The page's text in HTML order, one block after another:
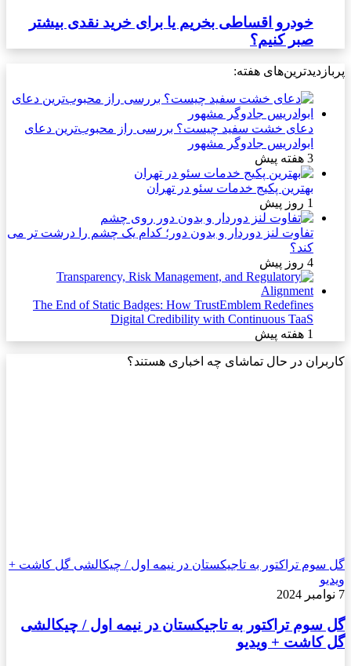
خودرو اقساطی بخریم یا برای خرید نقدی بیشتر
صبر کنیم؟
پربازدیدترین‌های هفته:
دعای خشت سفید چیست؟ بررسی راز محبوب‌ترین دعای
ابوادریس جادوگر مشهور
3 هفته پیش
بهترین پکیج خدمات سئو در تهران
1 روز پیش
تفاوت لنز دوردار و بدون دور؛ کدام یک چشم را درشت تر می
کند؟
4 روز پیش
The End of Static Badges: How TrustEmblem Redefines
Digital Credibility with Continuous TaaS
1 هفته پیش
کاربران در حال تماشای چه اخباری هستند؟
گل سوم تراکتور به تاجیکستان در نیمه اول / چیکالشی گل کاشت +
ویدیو
7 نوامبر 2024
گل سوم تراکتور به تاجیکستان در نیمه اول / چیکالشی
گل کاشت + ویدیو